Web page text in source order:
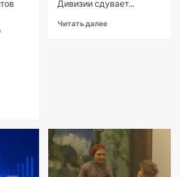
Дивизии сдувает...
Читать далее